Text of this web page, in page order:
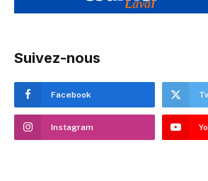
Suivez-nous
Facebook
Instagram